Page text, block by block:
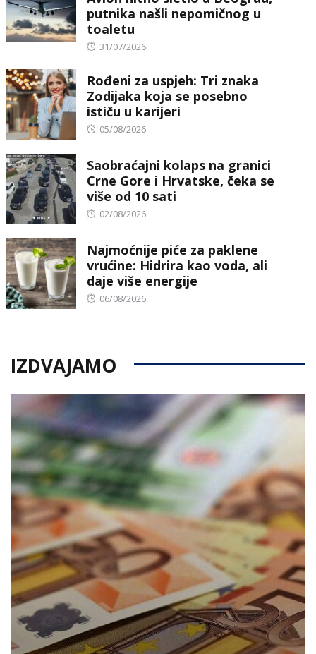
putnika našli nepomičnog u
toaletu
Posted
31/07/2026
Rođeni za uspjeh: Tri znaka
Zodijaka koja se posebno
ističu u karijeri
Posted
05/08/2026
Saobraćajni kolaps na granici
Crne Gore i Hrvatske, čeka se
više od 10 sati
Posted
02/08/2026
Najmoćnije piće za paklene
vrućine: Hidrira kao voda, ali
daje više energije
Posted
06/08/2026
IZDVAJAMO